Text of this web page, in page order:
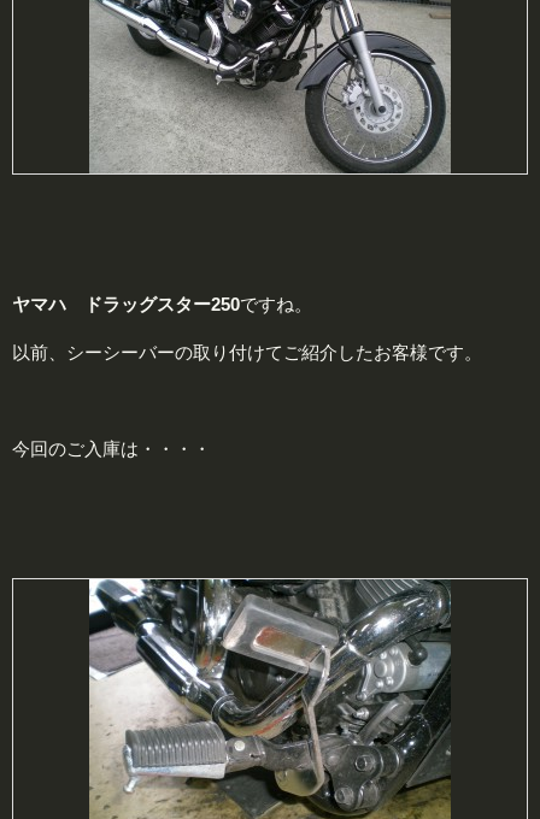
ヤマハ ドラッグスター250ですね。
以前、シーシーバーの取り付けてご紹介したお客様です。
今回のご入庫は・・・・